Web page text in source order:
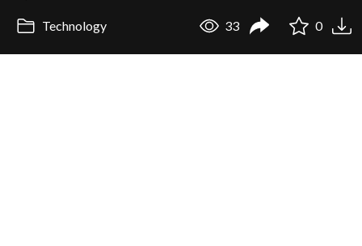
Technology 33 0